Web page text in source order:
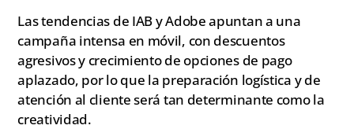
Las tendencias de IAB y Adobe apuntan a una
campaña intensa en móvil, con descuentos
agresivos y crecimiento de opciones de pago
aplazado, por lo que la preparación logística y de
atención al cliente será tan determinante como la
creatividad.